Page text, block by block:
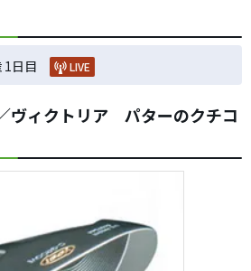
1日目 LIVE
ヴィクトリア パターのクチコ